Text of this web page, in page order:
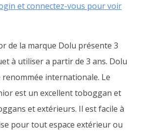
et connectez-vous pour voir
de la marque Dolu présente 3
à utiliser a partir de 3 ans. Dolu
internationale. Le
est un excellent toboggan et
et extérieurs. Il est facile à
pour tout espace extérieur ou